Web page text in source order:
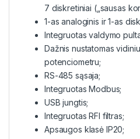
7 diskretiniai („sausas
1-as analoginis ir 1-as
Integruotas valdymo
Dažnis nustatomas
potenciometru;
RS-485 sąsaja;
Integruotas Modbus;
USB jungtis;
Integruotas RFI filtras;
Apsaugos klasė IP20;